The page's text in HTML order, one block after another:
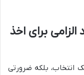
الزامی برای اخذ
بلکه ضرورتی